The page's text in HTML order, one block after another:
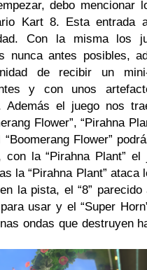
debo mencionar
Kart 8. Esta entrada
Con la misma los
nunca antes posibles,
de recibir un
y con unos
Además el juego nos
Flower”, “Pirahna
“Boomerang Flower”
con la “Pirahna Plant”
la “Pirahna Plant”
la pista, el “8”
usar y el “Super
ondas que destruyen